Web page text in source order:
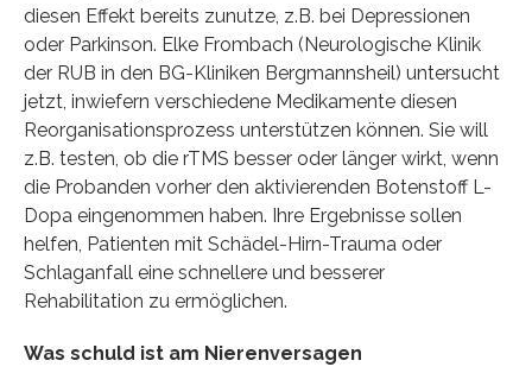
diesen Effekt bereits zunutze, z.B. bei Depressionen
oder Parkinson. Elke Frombach (Neurologische Klinik
der RUB in den BG-Kliniken Bergmannsheil) untersucht
jetzt, inwiefern verschiedene Medikamente diesen
Reorganisationsprozess unterstützen können. Sie will
z.B. testen, ob die rTMS besser oder länger wirkt, wenn
die Probanden vorher den aktivierenden Botenstoff L-
Dopa eingenommen haben. Ihre Ergebnisse sollen
helfen, Patienten mit Schädel-Hirn-Trauma oder
Schlaganfall eine schnellere und besserer
Rehabilitation zu ermöglichen.
Was schuld ist am Nierenversagen